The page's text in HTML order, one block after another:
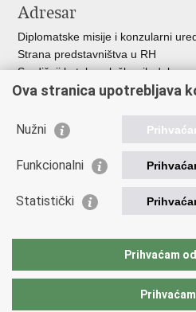
Adresar
Diplomatske misije i konzularni
Strana predstavništva u RH
Središnji katalog službenih
Adresar tijela javne vlasti
Besplatni telefoni javne uprave
Korisne poveznice
Hrvatska gospodarska komora
Hrvatska udruga poslodavaca
Hrvatska obrtnička komora
Europska komisija
Ova stranica upotrebljava
Nužni
Funkcionalni
Statistički
Prihvaćam